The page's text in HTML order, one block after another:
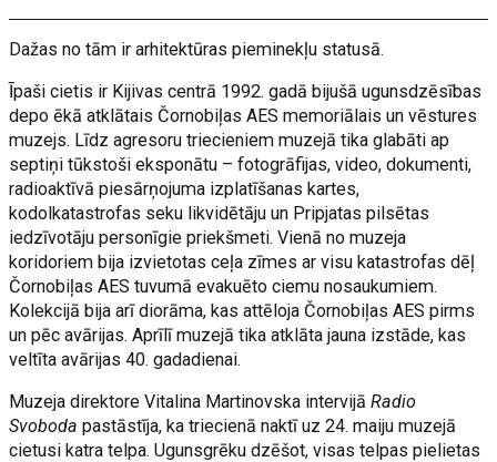
Dažas no tām ir arhitektūras pieminekļu statusā.
Īpaši cietis ir Kijivas centrā 1992. gadā bijušā ugunsdzēsības
depo ēkā atklātais Čornobiļas AES memoriālais un vēstures
muzejs. Līdz agresoru triecieniem muzejā tika glabāti ap
septiņi tūkstoši eksponātu – fotogrāfijas, video, dokumenti,
radioaktīvā piesārņojuma izplatīšanas kartes,
kodolkatastrofas seku likvidētāju un Pripjatas pilsētas
iedzīvotāju personīgie priekšmeti. Vienā no muzeja
koridoriem bija izvietotas ceļa zīmes ar visu katastrofas dēļ
Čornobiļas AES tuvumā evakuēto ciemu nosaukumiem.
Kolekcijā bija arī diorāma, kas attēloja Čornobiļas AES pirms
un pēc avārijas. Aprīlī muzejā tika atklāta jauna izstāde, kas
veltīta avārijas 40. gadadienai.
Muzeja direktore Vitalina Martinovska intervijā Radio
Svobodapastāstīja, ka triecienā naktī uz 24. maiju muzejā
cietusi katra telpa. Ugunsgrēku dzēšot, visas telpas pielietas